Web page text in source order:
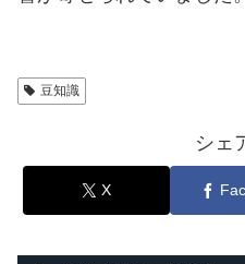
豆知識
シェ
X